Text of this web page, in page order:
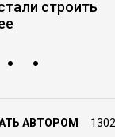
строить
АВТОРОМ